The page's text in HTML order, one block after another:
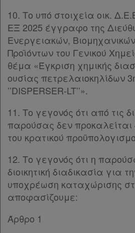
10. Το υπό στοιχεία οικ.
ΕΞ 2025 έγγραφο της
Ενεργειακών,
Προϊόντων του Γενικού
θέμα «Έγκριση χημικής
ουσίας πετρελαιοκηλίδων
’’DISPERSER-LT’’».
11. Το γεγονός ότι από τις
παρούσας δεν
του κρατικού
12. Το γεγονός ότι η
διοικητική διαδικασία για
υποχρέωση καταχώρισης
αποφασίζουμε:
Άρθρο 1